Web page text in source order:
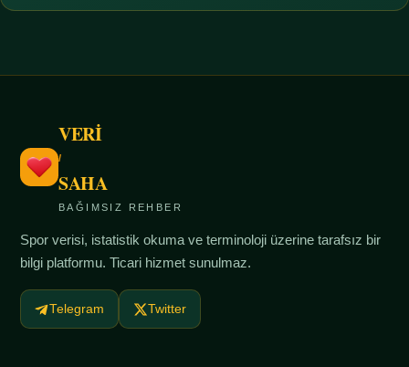
VERİ
/
SAHA
BAĞIMSIZ REHBER
Spor verisi, istatistik okuma ve terminoloji üzerine tarafsız bir
bilgi platformu. Ticari hizmet sunulmaz.
Telegram Twitter